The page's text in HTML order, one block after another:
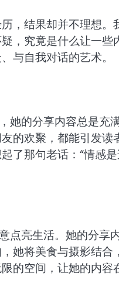
，结果却并不理想
，究竟是什么让一
与自我对话的艺术。
她的分享内容总是
的欢聚，都能引发
了那句老话：“情感
点亮生活。她的分
她将美食与摄影结
的空间，让她的内容